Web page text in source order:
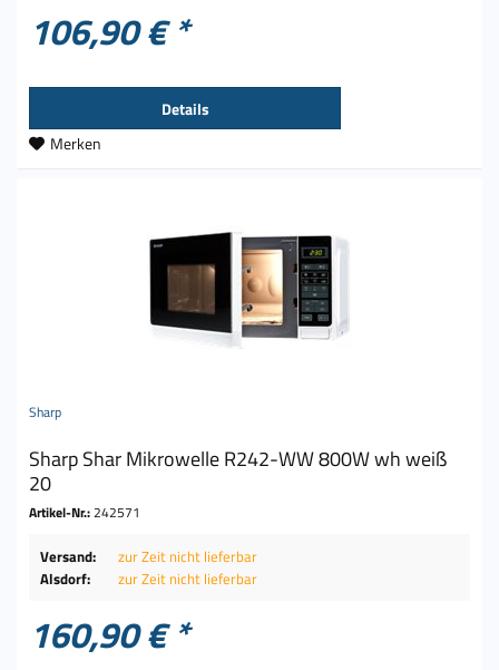
106,90 € *
Details
Merken
Sharp
Sharp Shar Mikrowelle R242-WW 800W wh weiß
20
Artikel-Nr.:242571
Versand:
zur Zeit nicht lieferbar
Alsdorf:
zur Zeit nicht lieferbar
160,90 € *